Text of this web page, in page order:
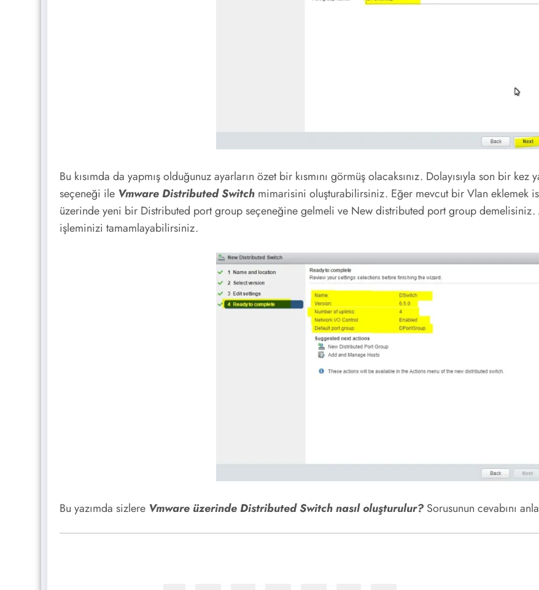
Bu kısımda da yapmış olduğunuz ayarların özet bir kısmını görmüş olacaksınız. Dolayısıyla son bir
seçeneği ile Vmware Distributed Switch mimarisini oluşturabilirsiniz. Eğer mevcut bir Vlan eklemek
üzerinde yeni bir Distributed port group seçeneğine gelmeli ve New distributed port group
işleminizi tamamlayabilirsiniz.
Bu yazımda sizlere Vmware üzerinde Distributed Switch nasıl oluşturulur? Sorusunun cevabını